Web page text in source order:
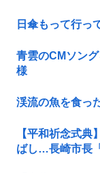
日傘もって行っ
青雲のCMソン
様
渓流の魚を食っ
【平和祈念式
ばし…長崎市長